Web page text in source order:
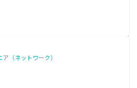
（ネットワーク）